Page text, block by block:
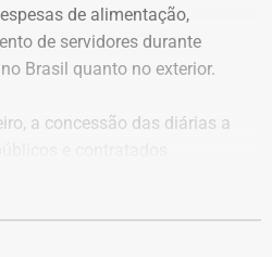
de alimentação,
de servidores durante
Brasil quanto no exterior.
a concessão das diárias a
pelos decretos estaduais nº